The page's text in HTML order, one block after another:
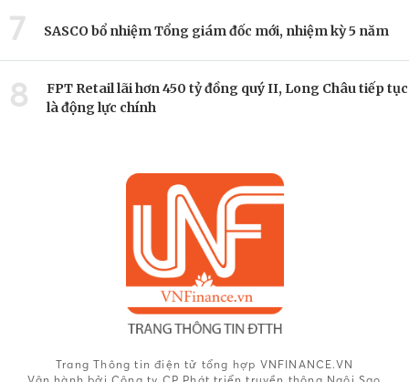
7 SASCO bổ nhiệm Tổng giám đốc mới, nhiệm kỳ 5 năm
8
FPT Retail lãi hơn 450 tỷ đồng quý II, Long Châu tiếp tục
là động lực chính
Trang Thông tin điện tử tổng hợp VNFINANCE.VN